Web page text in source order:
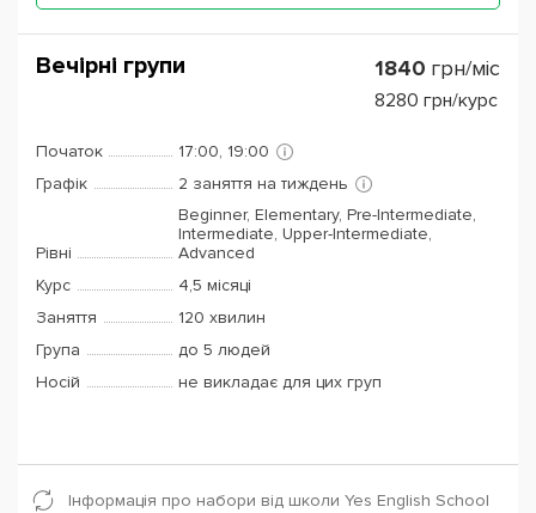
Вечірні групи 1840 грн/міс
8280 грн/курс
Початок
17:00, 19:00
Графік
2 заняття на тиждень
Рівні
Beginner, Elementary, Pre-Intermediate,
Intermediate, Upper-Intermediate,
Advanced
Курс
4,5 місяці
Заняття
120 хвилин
Група
до 5 людей
Носій
не викладає для цих груп
Інформація про набори від школи Yes English School